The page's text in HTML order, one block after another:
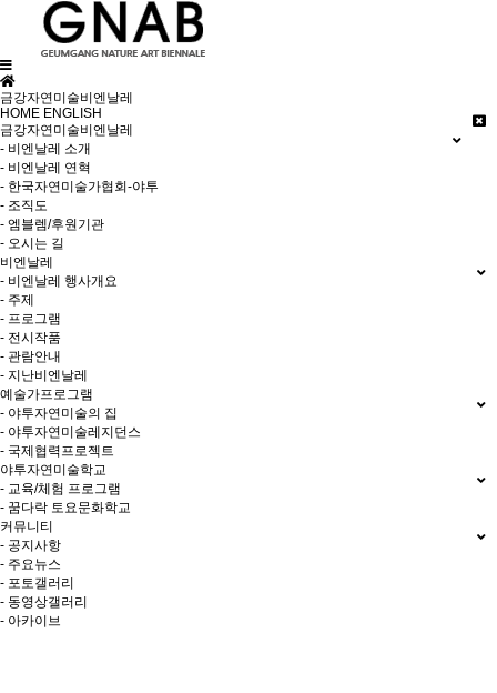
금강자연미술비엔날레
HOME ENGLISH
금강자연미술비엔날레
- 비엔날레 소개
- 비엔날레 연혁
- 한국자연미술가협회-야투
- 조직도
- 엠블렘/후원기관
- 오시는 길
비엔날레
- 비엔날레 행사개요
- 주제
- 프로그램
- 전시작품
- 관람안내
- 지난비엔날레
예술가프로그램
- 야투자연미술의 집
- 야투자연미술레지던스
- 국제협력프로젝트
야투자연미술학교
- 교육/체험 프로그램
- 꿈다락 토요문화학교
커뮤니티
- 공지사항
- 주요뉴스
- 포토갤러리
- 동영상갤러리
- 아카이브